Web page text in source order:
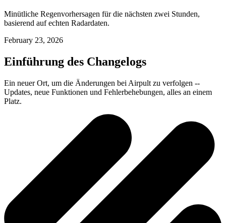
Minütliche Regenvorhersagen für die nächsten zwei Stunden,
basierend auf echten Radardaten.
February 23, 2026
Einführung des Changelogs
Ein neuer Ort, um die Änderungen bei Airpult zu verfolgen --
Updates, neue Funktionen und Fehlerbehebungen, alles an einem
Platz.